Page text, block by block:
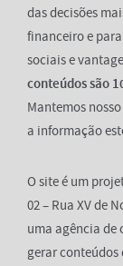
das decisões
financeiro e
sociais e
conteúdos são
Mantemos
a informação
O site é um
02 – Rua XV de
uma agência de
gerar conteúdos